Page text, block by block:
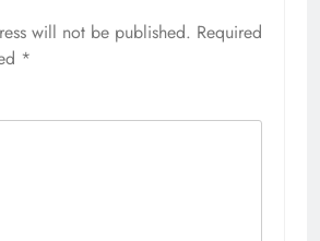
will not be published. Required
*